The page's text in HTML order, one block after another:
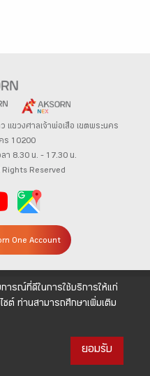
แขวงศาลเจ้าพ่อเสือ เขตพระนคร
ร 10200
า 8.30 น. – 17.30 น.
Reserved
One Account
ารณ์ที่ดีในการใช้บริการให้แก่
ไซต์ ท่านสามารถศึกษาเพิ่มเติม
ยอมรับ